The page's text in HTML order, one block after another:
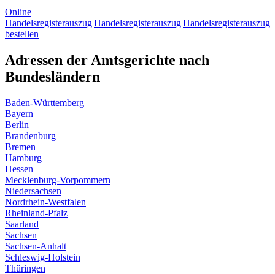
Online
Handelsregisterauszug|Handelsregisterauszug|Handelsregisterauszug
bestellen
Adressen der Amtsgerichte nach
Bundesländern
Baden-Württemberg
Bayern
Berlin
Brandenburg
Bremen
Hamburg
Hessen
Mecklenburg-Vorpommern
Niedersachsen
Nordrhein-Westfalen
Rheinland-Pfalz
Saarland
Sachsen
Sachsen-Anhalt
Schleswig-Holstein
Thüringen